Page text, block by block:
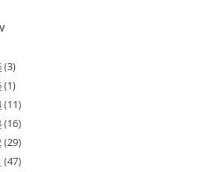
(3)
(1)
(11)
(16)
(29)
(47)